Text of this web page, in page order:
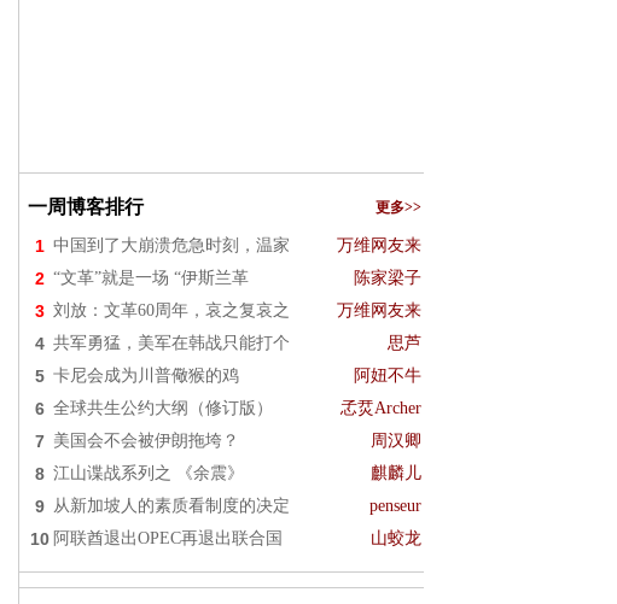
一周博客排行 更多>>
1 中国到了大崩溃危急时刻，温家 万维网友来
2 “文革”就是一场 “伊斯兰革 陈家梁子
3 刘放：文革60周年，哀之复哀之 万维网友来
4 共军勇猛，美军在韩战只能打个 思芦
5 卡尼会成为川普儆猴的鸡 阿妞不牛
6 全球共生公约大纲（修订版） 孞烎Archer
7 美国会不会被伊朗拖垮？ 周汉卿
8 江山谍战系列之 《余震》 麒麟儿
9 从新加坡人的素质看制度的决定 penseur
10 阿联酋退出OPEC再退出联合国 山蛟龙